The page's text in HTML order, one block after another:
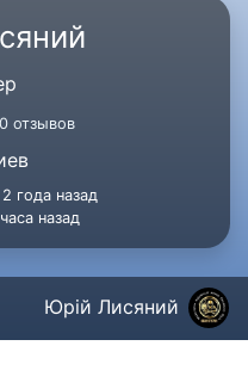
0 отзывов
года назад
назад
Юрій Лисяний